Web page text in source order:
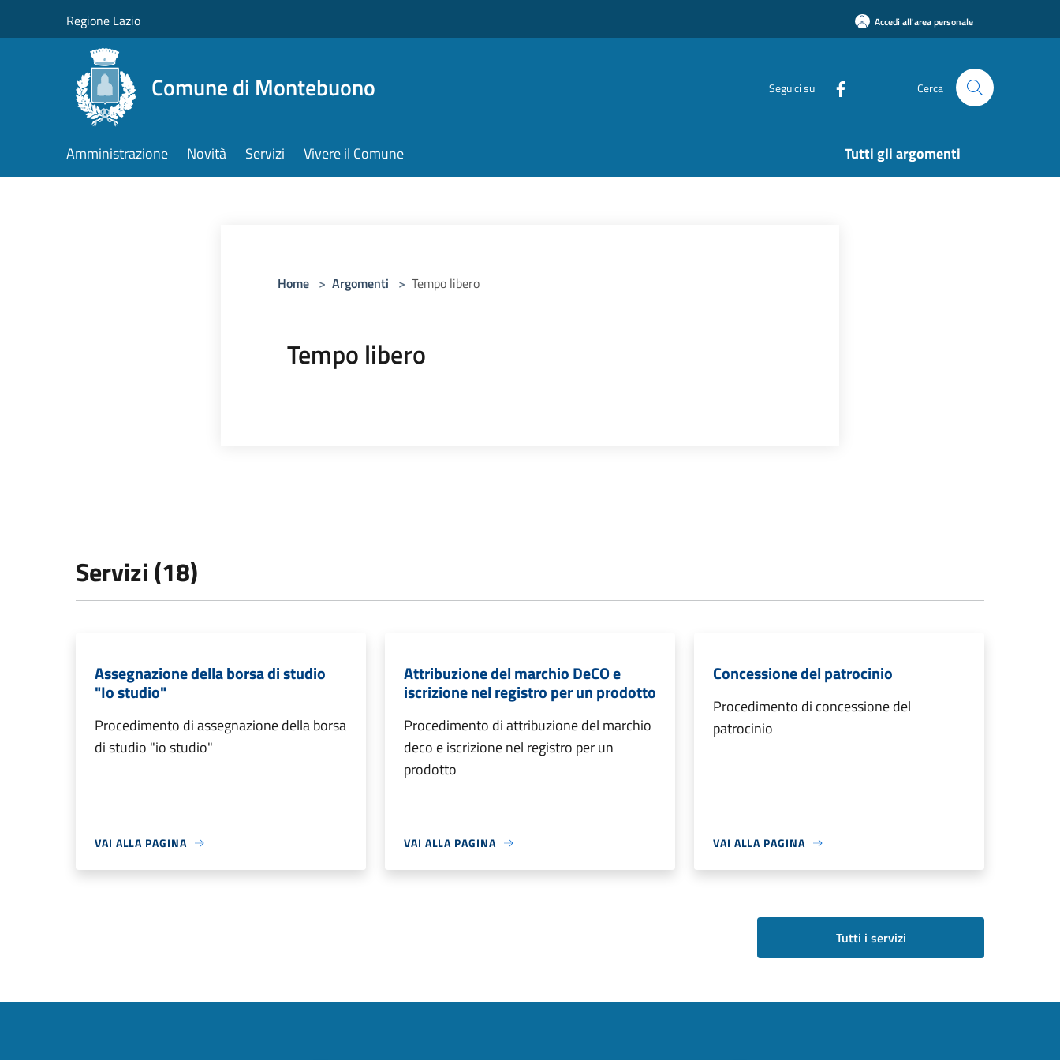
Regione Lazio Accedi all'area personale
Comune di Montebuono Seguici su Cerca
Amministrazione Novità Servizi Vivere il Comune Tutti gli argomenti
Home > Argomenti > Tempo libero
Tempo libero
Servizi (18)
Assegnazione della borsa di studio
"Io studio"
Procedimento di assegnazione della borsa
di studio "io studio"
VAI ALLA PAGINA
Attribuzione del marchio DeCO e
iscrizione nel registro per un prodotto
Procedimento di attribuzione del marchio
deco e iscrizione nel registro per un
prodotto
VAI ALLA PAGINA
Concessione del patrocinio
Procedimento di concessione del
patrocinio
VAI ALLA PAGINA
Tutti i servizi